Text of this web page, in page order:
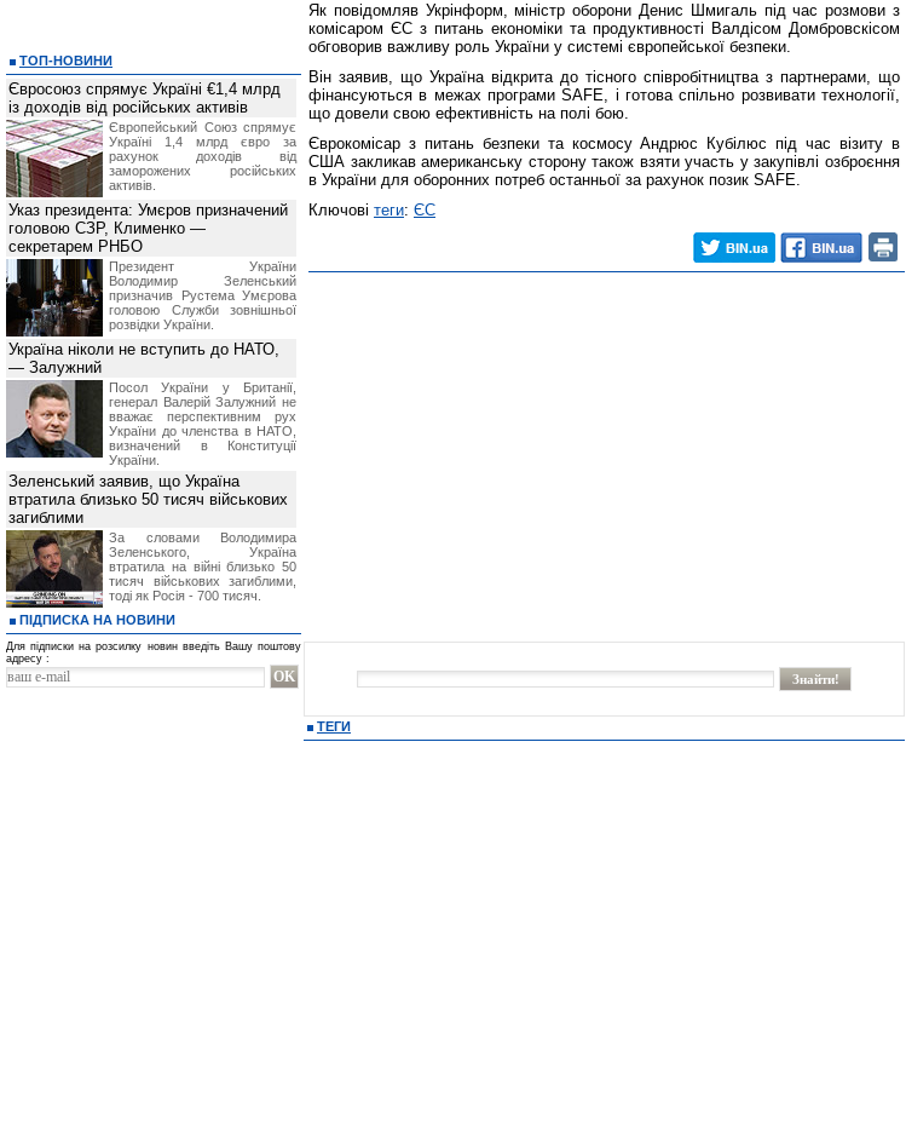
Як повідомляв Укрінформ, міністр оборони Денис Шмигаль під час розмови з
комісаром ЄС з питань економіки та продуктивності Валдісом Домбровскісом
обговорив важливу роль України у системі європейської безпеки.
Він заявив, що Україна відкрита до тісного співробітництва з партнерами, що
фінансуються в межах програми SAFE, і готова спільно розвивати технології,
що довели свою ефективність на полі бою.
Єврокомісар з питань безпеки та космосу Андрюс Кубілюс під час візиту в
США закликав американську сторону також взяти участь у закупівлі озброєння
в України для оборонних потреб останньої за рахунок позик SAFE.
Ключові теги: ЄС
ТЕГИ
ТОП-НОВИНИ
Євросоюз спрямує Україні €1,4 млрд
із доходів від російських активів
Європейський Союз спрямує
Україні 1,4 млрд євро за
рахунок доходів від
заморожених російських
активів.
Указ президента: Умєров призначений
головою СЗР, Клименко —
секретарем РНБО
Президент України
Володимир Зеленський
призначив Pустема Умєрова
головою Служби зовнішньої
розвідки України.
Україна ніколи не вступить до НАТО,
— Залужний
Посол України у Британії,
генерал Валерій Залужний не
вважає перспективним рух
України до членства в НАТО,
визначений в Конституції
України.
Зеленський заявив, що Україна
втратила близько 50 тисяч військових
загиблими
За словами Володимира
Зеленського, Україна
втратила на війні близько 50
тисяч військових загиблими,
тоді як Росія - 700 тисяч.
ПІДПИСКА НА НОВИНИ
Для підписки на розсилку новин введіть Вашу поштову
адресу :